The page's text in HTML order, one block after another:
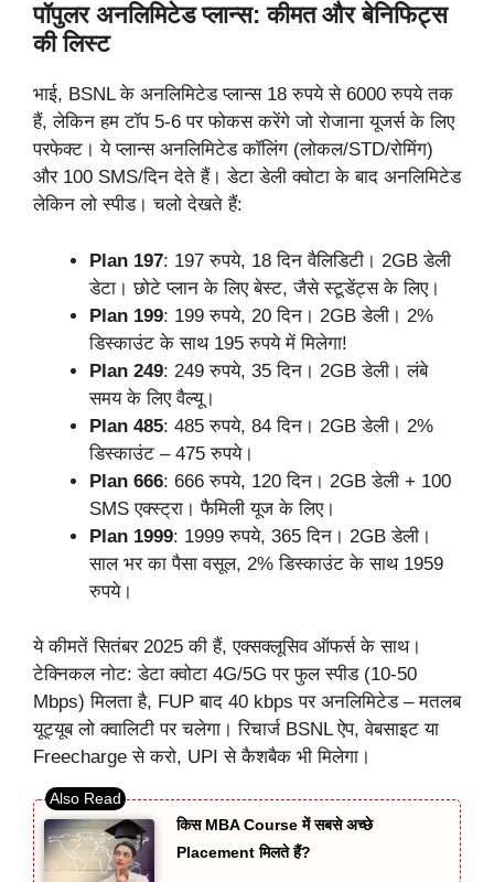
पॉपुलर अनलिमिटेड प्लान्स: कीमत और बेनिफिट्स
की लिस्ट
भाई, BSNL के अनलिमिटेड प्लान्स 18 रुपये से 6000 रुपये तक
हैं, लेकिन हम टॉप 5-6 पर फोकस करेंगे जो रोजाना यूजर्स के लिए
परफेक्ट। ये प्लान्स अनलिमिटेड कॉलिंग (लोकल/STD/रोमिंग)
और 100 SMS/दिन देते हैं। डेटा डेली क्वोटा के बाद अनलिमिटेड
लेकिन लो स्पीड। चलो देखते हैं:
Plan 197: 197 रुपये, 18 दिन वैलिडिटी। 2GB डेली
डेटा। छोटे प्लान के लिए बेस्ट, जैसे स्टूडेंट्स के लिए।
Plan 199: 199 रुपये, 20 दिन। 2GB डेली। 2%
डिस्काउंट के साथ 195 रुपये में मिलेगा!
Plan 249: 249 रुपये, 35 दिन। 2GB डेली। लंबे
समय के लिए वैल्यू।
Plan 485: 485 रुपये, 84 दिन। 2GB डेली। 2%
डिस्काउंट – 475 रुपये।
Plan 666: 666 रुपये, 120 दिन। 2GB डेली + 100
SMS एक्स्ट्रा। फैमिली यूज के लिए।
Plan 1999: 1999 रुपये, 365 दिन। 2GB डेली।
साल भर का पैसा वसूल, 2% डिस्काउंट के साथ 1959
रुपये।
ये कीमतें सितंबर 2025 की हैं, एक्सक्लूसिव ऑफर्स के साथ।
टेक्निकल नोट: डेटा क्वोटा 4G/5G पर फुल स्पीड (10-50
Mbps) मिलता है, FUP बाद 40 kbps पर अनलिमिटेड – मतलब
यूट्यूब लो क्वालिटी पर चलेगा। रिचार्ज BSNL ऐप, वेबसाइट या
Freecharge से करो, UPI से कैशबैक भी मिलेगा।
किस MBA Course में सबसे अच्छे
Placement मिलते हैं?